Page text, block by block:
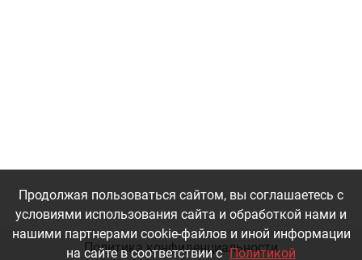
Политика конфиденциальности
Продолжая пользоваться сайтом, вы соглашаетесь с
условиями использования сайта и обработкой нами и
нашими партнерами cookie-файлов и иной информации
на сайте в соответствии с Политикой